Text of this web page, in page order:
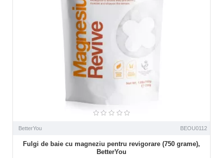
BetterYou BEOU0112
Fulgi de baie cu magneziu pentru revigorare (750 grame),
BetterYou